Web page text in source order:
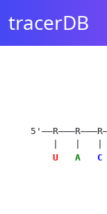
tracerDB
U
A C